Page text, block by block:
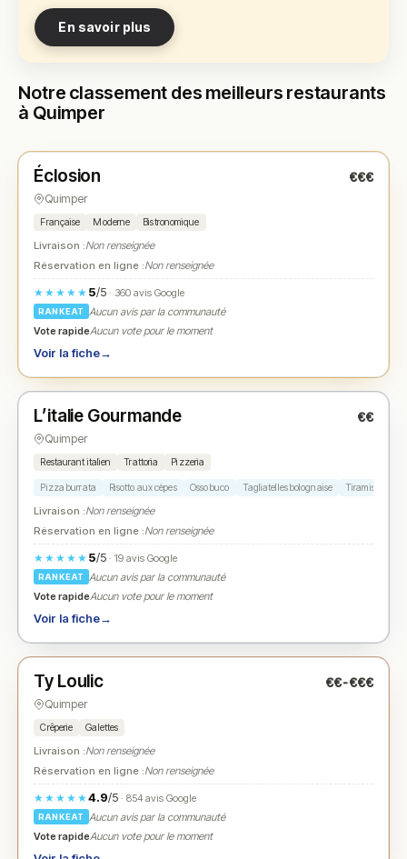
En savoir plus
Notre classement des meilleurs restaurants
à Quimper
★ N° 1
Éclosion €€€
Quimper
Française Moderne Bistronomique
Livraison :Non renseignée
Réservation en ligne :Non renseignée
★★★★★ 5/5· 360 avis Google
RANKEAT
Aucun avis par la communauté
Vote rapideAucun vote pour le moment
Voir la fiche→
★ N° 2
L’italie Gourmande €€
Quimper
Restaurant italien Trattoria Pizzeria
Pizza burrata Risotto aux cèpes Osso buco Tagliatelles bolognaise Tiramisu
Livraison :Non renseignée
Réservation en ligne :Non renseignée
★★★★★ 5/5· 19 avis Google
RANKEAT
Aucun avis par la communauté
Vote rapideAucun vote pour le moment
Voir la fiche→
N° 3
Ty Loulic €€-€€€
Quimper
Crêperie Galettes
Livraison :Non renseignée
Réservation en ligne :Non renseignée
★★★★★4.9/5· 854 avis Google
RANKEAT
Aucun avis par la communauté
Vote rapideAucun vote pour le moment